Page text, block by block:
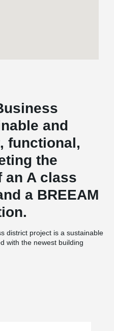
and
functional,
the
an A class
a BREEAM
district project is a sustainable
with the newest building
to ensure maximum use